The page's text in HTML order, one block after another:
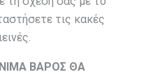
τις κακές
ΒΑΡΟΣ ΘΑ